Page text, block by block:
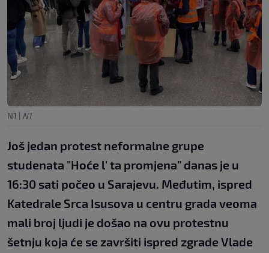
N1 | N1
Još jedan protest neformalne grupe
studenata "Hoće l' ta promjena" danas je u
16:30 sati počeo u Sarajevu. Međutim, ispred
Katedrale Srca Isusova u centru grada veoma
mali broj ljudi je došao na ovu protestnu
šetnju koja će se završiti ispred zgrade Vlade